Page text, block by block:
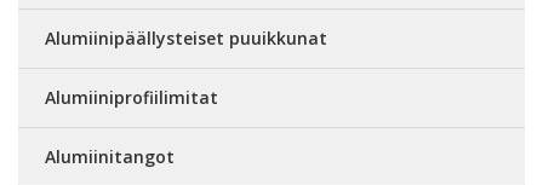
Alumiinipäällysteiset puuikkunat
Alumiiniprofiilimitat
Alumiinitangot